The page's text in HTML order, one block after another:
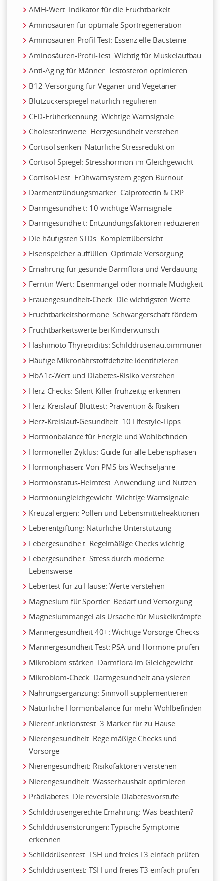
AMH-Wert: Indikator für die Fruchtbarkeit
Aminosäuren für optimale Sportregeneration
Aminosäuren-Profil Test: Essenzielle Bausteine
Aminosäuren-Profil-Test: Wichtig für Muskelaufbau
Anti-Aging für Männer: Testosteron optimieren
B12-Versorgung für Veganer und Vegetarier
Blutzuckerspiegel natürlich regulieren
CED-Früherkennung: Wichtige Warnsignale
Cholesterinwerte: Herzgesundheit verstehen
Cortisol senken: Natürliche Stressreduktion
Cortisol-Spiegel: Stresshormon im Gleichgewicht
Cortisol-Test: Frühwarnsystem gegen Burnout
Darmentzündungsmarker: Calprotectin & CRP
Darmgesundheit: 10 wichtige Warnsignale
Darmgesundheit: Entzündungsfaktoren reduzieren
Die häufigsten STDs: Komplettübersicht
Eisenspeicher auffüllen: Optimale Versorgung
Ernährung für gesunde Darmflora und Verdauung
Ferritin-Wert: Eisenmangel oder normale Müdigkeit
Frauengesundheit-Check: Die wichtigsten Werte
Fruchtbarkeitshormone: Schwangerschaft fördern
Fruchtbarkeitswerte bei Kinderwunsch
Hashimoto-Thyreoiditis: Schilddrüsenautoimmuner
Häufige Mikronährstoffdefizite identifizieren
HbA1c-Wert und Diabetes-Risiko verstehen
Herz-Checks: Silent Killer frühzeitig erkennen
Herz-Kreislauf-Bluttest: Prävention & Risiken
Herz-Kreislauf-Gesundheit: 10 Lifestyle-Tipps
Hormonbalance für Energie und Wohlbefinden
Hormoneller Zyklus: Guide für alle Lebensphasen
Hormonphasen: Von PMS bis Wechseljahre
Hormonstatus-Heimtest: Anwendung und Nutzen
Hormonungleichgewicht: Wichtige Warnsignale
Kreuzallergien: Pollen und Lebensmittelreaktionen
Leberentgiftung: Natürliche Unterstützung
Lebergesundheit: Regelmäßige Checks wichtig
Lebergesundheit: Stress durch moderne
Lebensweise
Lebertest für zu Hause: Werte verstehen
Magnesium für Sportler: Bedarf und Versorgung
Magnesiummangel als Ursache für Muskelkrämpfe
Männergesundheit 40+: Wichtige Vorsorge-Checks
Männergesundheit-Test: PSA und Hormone prüfen
Mikrobiom stärken: Darmflora im Gleichgewicht
Mikrobiom-Check: Darmgesundheit analysieren
Nahrungsergänzung: Sinnvoll supplementieren
Natürliche Hormonbalance für mehr Wohlbefinden
Nierenfunktionstest: 3 Marker für zu Hause
Nierengesundheit: Regelmäßige Checks und
Vorsorge
Nierengesundheit: Risikofaktoren verstehen
Nierengesundheit: Wasserhaushalt optimieren
Prädiabetes: Die reversible Diabetesvorstufe
Schilddrüsengerechte Ernährung: Was beachten?
Schilddrüsenstörungen: Typische Symptome
erkennen
Schilddrüsentest: TSH und freies T3 einfach prüfen
Schilddrüsentest: TSH und freies T3 einfach prüfen